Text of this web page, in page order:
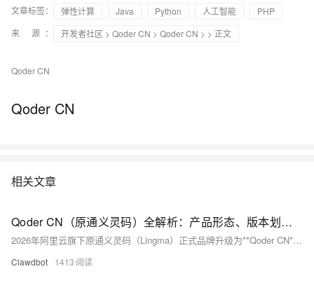
文章标签： 弹性计算 Java Python 人工智能
PHP
来 源：
开发者社区 > Qoder CN > Qoder CN > > 正文
Qoder CN
Qoder CN
相关文章
Qoder CN（原通义灵码）全解析：产品形态、版本划分与技术适配与选型建议
2026年阿里云旗下原通义灵码（Lingma）正式品牌升级为**Qoder CN**，并从单一IDE插件进化为覆盖编码、办公、终端、移动端的全场景AI智能体产品矩阵。此次升级不仅是名称变更，更是产品定位从“代码生成工具”向“全栈智能研发助手”的战略跃迁，核心能力、计费模式、适配生态全面迭代，同时延续本土化优化、数据安全合规的核心优势。本文将从产品形态、版本划分、技术适配、核心能力、计费规则、选型建议六大维度，结合2026年官方最新文档，全面拆解Qoder CN产品体系，帮助个人开发者、技术团队、企业用户清晰理解产品价值，快速完成部署与选型，全文兼具理论深度与实操指导，适配不同规模用户的需求。
Clawdbot 1413